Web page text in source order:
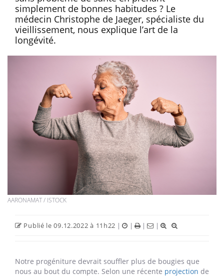
MIEUX VIVRE
Longévité
Comment devenir centenaire... en
Stanislas Deve
Mode de vie, activités sociales, état d’esprit...
Comment vivre le plus longtemps possible et
sans problème de santé en prenant
simplement de bonnes habitudes ? Le
médecin Christophe de Jaeger, spécialiste du
vieillissement, nous explique l’art de la